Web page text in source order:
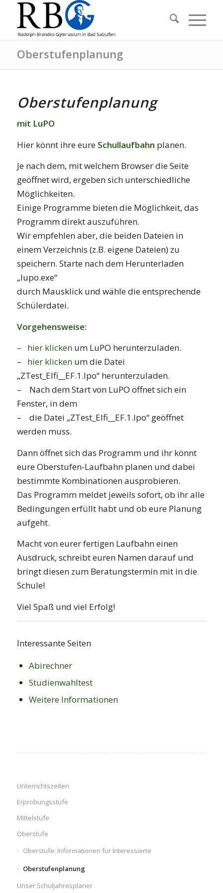
Oberstufenplanung
Oberstufenplanung
mit LuPO
Hier könnt ihre eure Schullaufbahn planen.
Je nach dem, mit welchem Browserdie Seite
geöffnet wird, ergeben sich unterschiedliche
Möglichkeiten.
Einige Programme bieten die Möglichkeit, das
Programm direkt auszuführen.
Wir empfehlen aber, die beiden Dateien in
einem Verzeichnis (z.B. eigene Dateien) zu
speichern. Starte nach dem Herunterladen
„lupo.exe“
durch Mausklick und wähle die entsprechende
Schülerdatei.
Vorgehensweise:
– hier klickenum LuPO herunterzuladen.
– hier klickenum die Datei
„ZTest_Elfi__EF.1.lpo“ herunterzuladen.
– Nach dem Start von LuPO öffnet sich ein
Fenster, in dem
– die Datei „ZTest_Elfi__EF.1.lpo“ geöffnet
werden muss.
Dann öffnet sich das Programm und ihr könnt
eure Oberstufen-Laufbahn planen und dabei
bestimmte Kombinationen ausprobieren.
Das Programm meldet jeweils sofort, ob ihr alle
Bedingungen erfüllt habt und ob eure Planung
aufgeht.
Macht von eurer fertigen Laufbahn einen
Ausdruck, schreibt euren Namen darauf und
bringt diesen zum Beratungstermin mit in die
Schule!
Viel Spaß und viel Erfolg!
Interessante Seiten
Abirechner
Studienwahltest
Weitere Informationen
Unterrichtszeiten
Erprobungsstufe
Mittelstufe
Oberstufe
Oberstufe: Informationen für Interessierte
Oberstufenplanung
Unser Schuljahresplaner